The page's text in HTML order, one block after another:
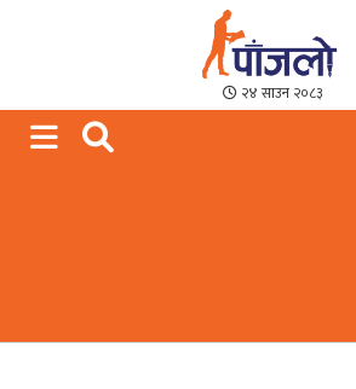
Paajalo News
We are from Far West
२४ साउन २०८३